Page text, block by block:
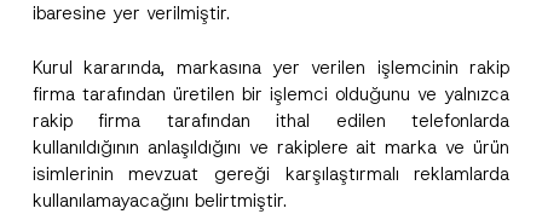
ibaresine yer verilmiştir.
Kurul kararında, markasına yer verilen işlemcinin rakip
firma tarafından üretilen bir işlemci olduğunu ve yalnızca
rakip firma tarafından ithal edilen telefonlarda
kullanıldığının anlaşıldığını ve rakiplere ait marka ve ürün
isimlerinin mevzuat gereği karşılaştırmalı reklamlarda
kullanılamayacağını belirtmiştir.